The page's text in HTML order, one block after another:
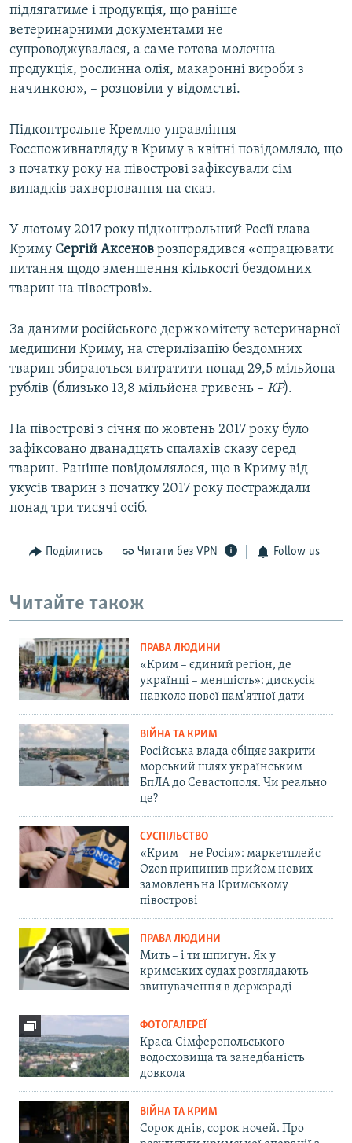
підлягатиме і продукція, що раніше
ветеринарними документами не
супроводжувалася, а саме готова молочна
продукція, рослинна олія, макаронні вироби з
начинкою», – розповіли у відомстві.
Підконтрольне Кремлю управління
Росспоживнагляду в Криму в квітні повідомляло, що
з початку року на півострові зафіксували сім
випадків захворювання на сказ.
У лютому 2017 року підконтрольний Росії глава
Криму Сергій Аксенов розпорядився «опрацювати
питання щодо зменшення кількості бездомних
тварин на півострові».
За даними російського держкомітету ветеринарної
медицини Криму, на стерилізацію бездомних
тварин збираються витратити понад 29,5 мільйона
рублів (близько 13,8 мільйона гривень – КР).
На півострові з січня по жовтень 2017 року було
зафіксовано дванадцять спалахів сказу серед
тварин. Раніше повідомлялося, що в Криму від
укусів тварин з початку 2017 року постраждали
понад три тисячі осіб.
Поділитись Читати без VPN Follow us
Читайте також
ПРАВА ЛЮДИНИ
«Крим – єдиний регіон, де
українці – меншість»: дискусія
навколо нової пам'ятної дати
ВІЙНА ТА КРИМ
Російська влада обіцяє закрити
морський шлях українським
БпЛА до Севастополя. Чи реально
це?
СУСПІЛЬСТВО
«Крим – не Росія»: маркетплейс
Ozon припинив прийом нових
замовлень на Кримському
півострові
ПРАВА ЛЮДИНИ
Мить – і ти шпигун. Як у
кримських судах розглядають
звинувачення в держзраді
ФОТОГАЛЕРЕЇ
Краса Сімферопольського
водосховища та занедбаність
довкола
ВІЙНА ТА КРИМ
Сорок днів, сорок ночей. Про